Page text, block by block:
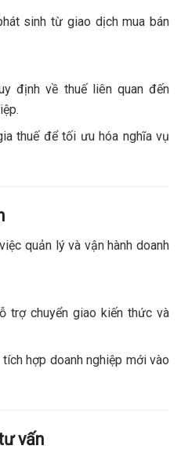
sinh từ giao dịch mua bán
định về thuế liên quan đến
thuế để tối ưu hóa nghĩa vụ
quản lý và vận hành doanh
trợ chuyển giao kiến thức và
hợp doanh nghiệp mới vào
vấn